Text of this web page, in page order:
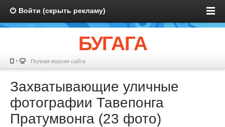
Войти (скрыть рекламу)
БУГАГА
Полная версия сайта
Захватывающие уличные
фотографии Тавепонга
Пратумвонга (23 фото)